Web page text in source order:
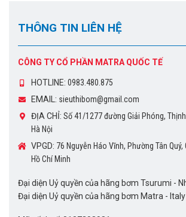
THÔNG TIN LIÊN HỆ
CÔNG TY CỔ PHẦN MATRA QUỐC TẾ
HOTLINE: 0983.480.875
EMAIL: sieuthibom@gmail.com
ĐỊA CHỈ: Số 41/1277 đường Giải Phóng,
Hà Nội
VPGD: 76 Nguyễn Háo Vĩnh, Phường Tân Quý,
Hồ Chí Minh
Đại diện Uỷ quyền của hãng bơm Tsurumi -
Đại diện Uỷ quyền của hãng bơm Matra - Italy